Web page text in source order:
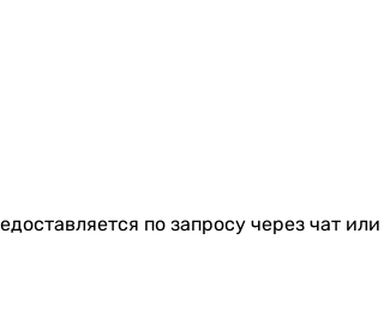
по запросу через чат или